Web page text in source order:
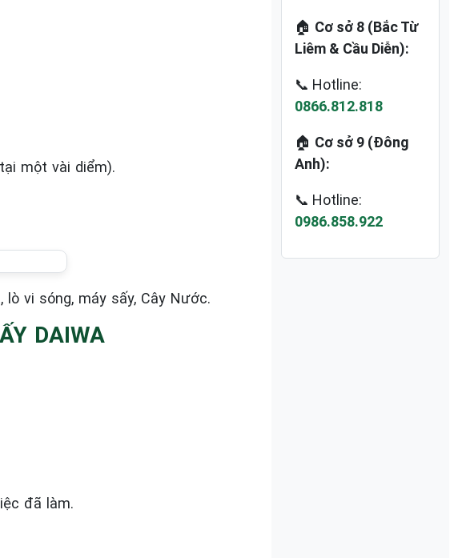
một vài diểm).
vi sóng, máy sấy, Cây Nước.
DAIWA
đã làm.
🏠 Cơ sở 8 (Bắc Từ
Liêm & Cầu Diễn):
📞 Hotline:
0866.812.818
🏠 Cơ sở 9 (Đông
Anh):
📞 Hotline:
0986.858.922